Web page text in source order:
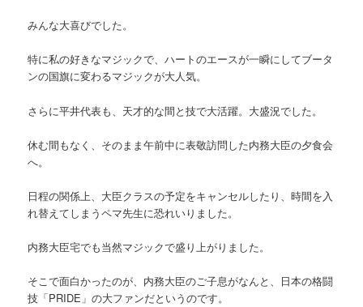
みんな大喜びでした。
特に私の好きなマジックで、ハートのエースが一瞬にしてブータ
ンの国旗に変わるマジックが大人気。
さらに平井代表も、天才的な間と技で大活躍。大盛況でした。
休む間もなく、そのまま午前中に表敬訪問した内務大臣の夕食会
へ。
日程の関係上、大臣クラスの予定をキャンセルしたり、時間を入
れ替えてしまうペマ先生に恐れいりました。
内務大臣宅でも当然マジックで盛り上がりました。
そこで面白かったのが、内務大臣のご子息がなんと、日本の格闘
技「PRIDE」の大ファンだというのです。